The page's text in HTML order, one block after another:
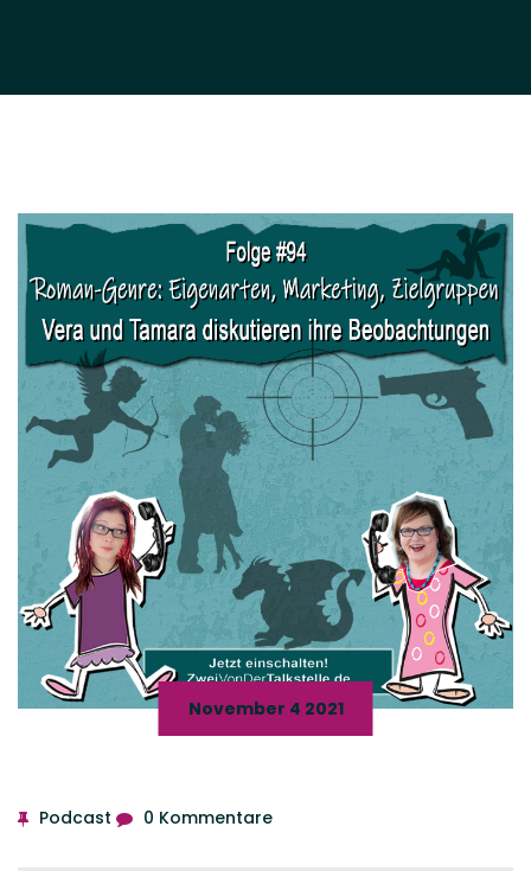
November 4 2021
Podcast 0 Kommentare